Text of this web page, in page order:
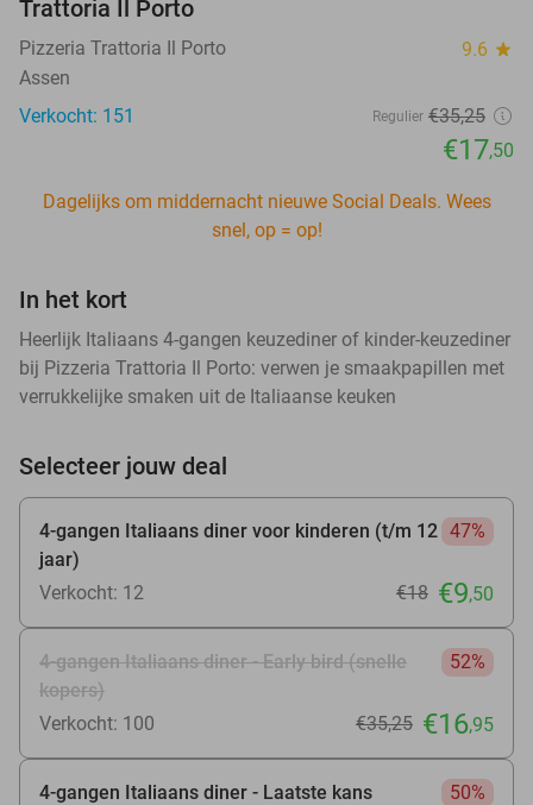
Trattoria Il Porto
Pizzeria Trattoria Il Porto 9.6 star
Assen
Verkocht: 151
Regulier €35,25
€17,50
Dagelijks om middernacht nieuwe Social Deals. Wees
snel, op = op!
In het kort
Heerlijk Italiaans 4-gangen keuzediner of kinder-keuzediner
bij Pizzeria Trattoria Il Porto: verwen je smaakpapillen met
verrukkelijke smaken uit de Italiaanse keuken
Selecteer jouw deal
4-gangen Italiaans diner voor kinderen (t/m 12
jaar)
47%
Verkocht: 12 €18 €9,50
4-gangen Italiaans diner - Early bird (snelle
kopers)
52%
Verkocht: 100 €35,25 €16,95
4-gangen Italiaans diner - Laatste kans
50%